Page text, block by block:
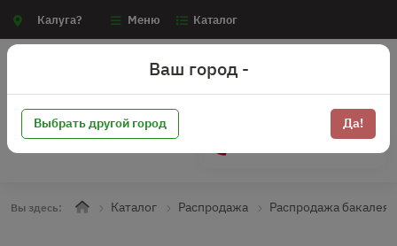
Калуга? Меню Каталог
Вы здесь: Каталог Распродажа Распродажа бакалея
Ваш город -
Выбрать другой город Да!